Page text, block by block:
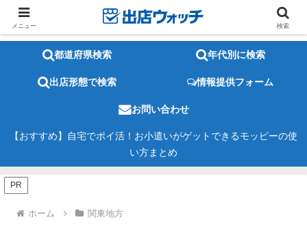
都道府県検索 年代別に検索
出店形態で検索 情報提供フォーム
お問い合わせ
【おすすめ】自宅でポイ活！お小遣いがゲットできるモッピーの使
い方まとめ
PR
ホーム 関東地方
メニュー 検索